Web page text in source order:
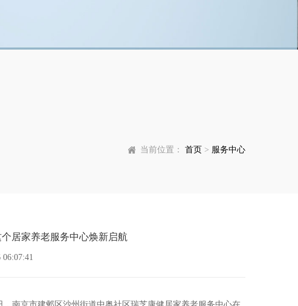
当前位置： 首页 > 服务中心
居家养老服务中心焕新启航
06:07:41